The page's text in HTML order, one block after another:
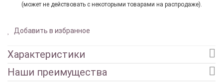
(может не действовать с некоторыми товарами на распродаже).
Добавить в избранное
Характеристики
Наши преимущества